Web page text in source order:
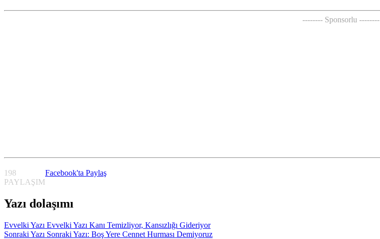
-------- Sponsorlu --------
198
PAYLAŞIM
Facebook'ta Paylaş
Yazı dolaşımı
Evvelki Yazı Evvelki Yazı Kanı Temizliyor, Kansızlığı Gideriyor
Sonraki Yazı Sonraki Yazı: Boş Yere Cennet Hurması Demiyoruz